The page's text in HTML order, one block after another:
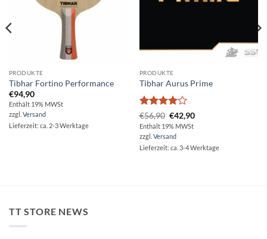
PRODUKTE
Tibhar Fortino Performance
€94,90
Enthält 19% MWSt
zzgl. Versand
Lieferzeit: ca. 2-3 Werktage
PRODUKTE
Tibhar Aurus Prime
Bewertet
mit4
von 5
€56,90 Ursprünglicher
Preis
war:
€56,90
€42,90Aktueller
Enthält 19% MWSt
zzgl. Versand
Lieferzeit: ca. 3-4 Werktage
TT STORE NEWS